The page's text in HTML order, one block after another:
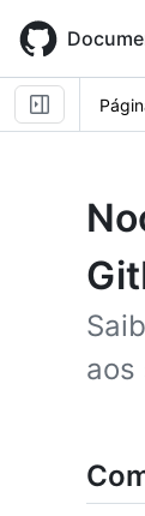
main
content
aos